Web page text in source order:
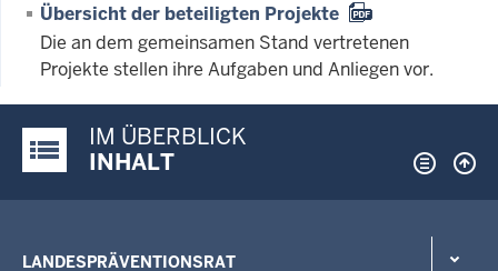
Übersicht der beteiligten Projekte
Die an dem gemeinsamen Stand vertretenen
Projekte stellen ihre Aufgaben und Anliegen vor.
Justiz-Portal im Überblick:
IM ÜBERBLICK
INHALT
LANDESPRÄVENTIONSRAT